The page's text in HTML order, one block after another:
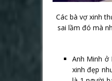
Các bà vợ xinh
sai lầm đó mà
Anh Minh ở
xinh đẹp